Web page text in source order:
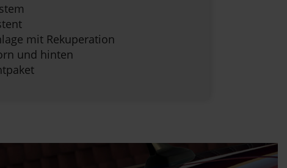
mit Rekuperation
und hinten